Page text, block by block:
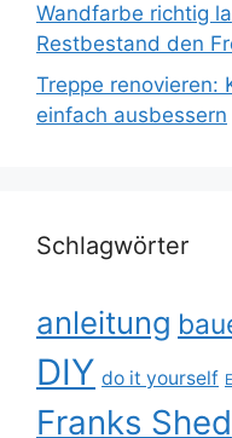
Wandfarbe richtig
Restbestand den
Treppe renovieren:
einfach ausbessern
Schlagwörter
anleitung
DIY do it yourself
Franks Shed